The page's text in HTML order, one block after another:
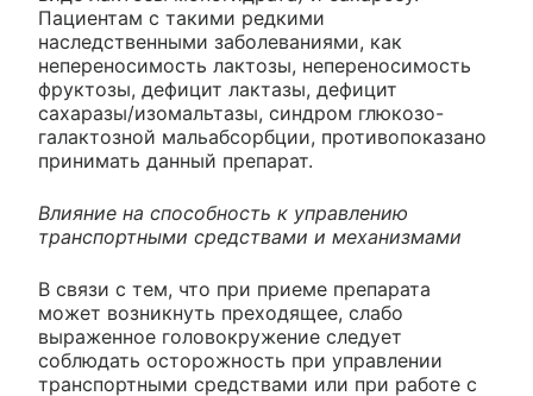
Пациентам с такими редкими
наследственными заболеваниями, как
непереносимость лактозы, непереносимость
фруктозы, дефицит лактазы, дефицит
сахаразы/изомальтазы, синдром глюкозо-
галактозной мальабсорбции, противопоказано
принимать данный препарат.
Влияние на способность к управлению
транспортными средствами и механизмами
В связи с тем, что при приеме препарата
может возникнуть преходящее, слабо
выраженное головокружение следует
соблюдать осторожность при управлении
транспортными средствами или при работе с